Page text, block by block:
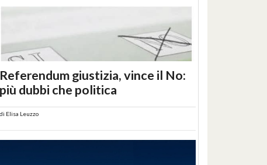
Referendum giustizia, vince il No:
più dubbi che politica
di Elisa Leuzzo